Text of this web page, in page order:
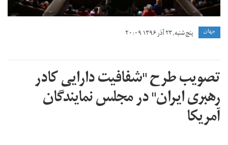
جهان پنج شنبه, ۲۳ آذر ۱۳۹۶ ۲۰:۰۹
تصویب طرح "شفافیت دارایی کادر
رهبری ایران" در مجلس نمایندگان
آمریکا